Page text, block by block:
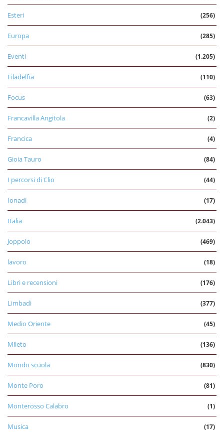
Esteri (256)
Europa (285)
Eventi (1.205)
Filadelfia (110)
Focus (63)
Francavilla Angitola (2)
Francica (4)
Gioia Tauro (84)
I percorsi di Clio (44)
Ionadi (17)
Italia (2.043)
Joppolo (469)
lavoro (18)
Libri e recensioni (176)
Limbadi (377)
Medio Oriente (45)
Mileto (136)
Mondo scuola (830)
Monte Poro (81)
Monterosso Calabro (1)
Musica (17)